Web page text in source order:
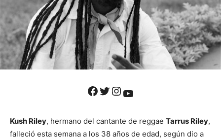
Facebook Twitter Instagram YouTube
Kush Riley, hermano del cantante de reggae Tarrus Riley,
falleció esta semana a los 38 años de edad, según dio a